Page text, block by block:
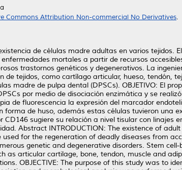
Commons Attribution Non-commercial No Derivatives.
de células madre adultas en varios
mortales a partir de recursos
trastornos genéticos y degenerativos. La
de tejidos, como cartílago articular, hueso, tendón,
madre de pulpa dental (DPSCs). OBJETIVO: El
por medio de disociación enzimática y se
de fluorescencia la expresión del marcador
de huso, además estas células tuvieron una
CD146 sugiere su relación a nivel tisular con
Abstract INTRODUCTION: The existence of
for the regeneration of deadly diseases from
genetic and degenerative disorders. Stem
as articular cartilage, bone, tendon, muscle and
OBJECTIVE: The purpose of this study was to